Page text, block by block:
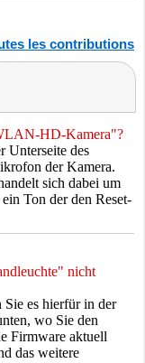
les contributions
HD-Kamera"?
Unterseite des
der Kamera.
sich dabei um
Ton der den Reset-
nicht
es hierfür in der
wo Sie den
Firmware aktuell
das weitere